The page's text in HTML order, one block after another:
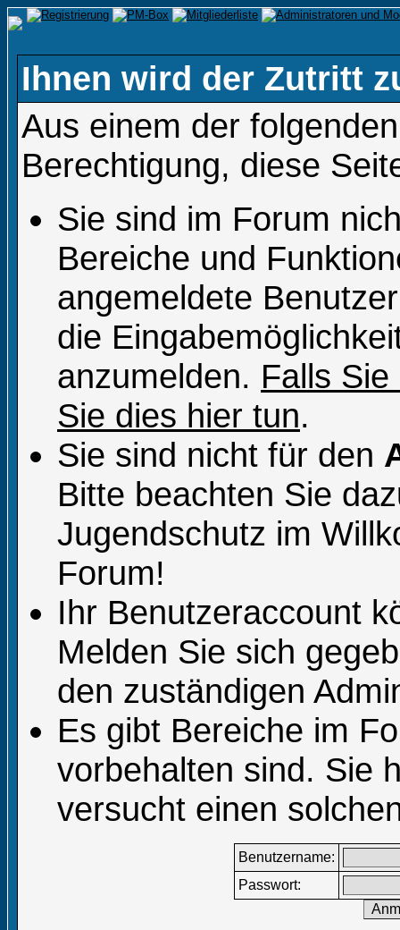
Ihnen wird der Zutritt
Aus einem der
Berechtigung, diese
Sie sind im Forum
Bereiche und
angemeldete
die
anzumelden. Falls
Sie dies hier tun.
Sie sind nicht für den
Bitte beachten Sie
Jugendschutz im
Forum!
Ihr Benutzeraccount
Melden Sie sich
den zuständigen
Es gibt Bereiche im
vorbehalten sind. Sie
versucht einen
Benutzername:
Passwort: